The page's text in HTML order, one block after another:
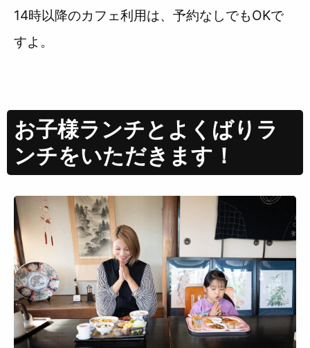
14時以降のカフェ利用は、予約なしでもOKで
すよ。
お子様ランチとよくばりラ
ンチをいただきます！